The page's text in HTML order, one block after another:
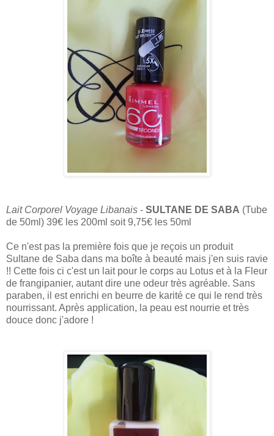
Lait Corporel Voyage Libanais - SULTANE DE SABA (Tube
de 50ml) 39€ les 200ml soit 9,75€ les 50ml
Ce n'est pas la première fois que je reçois un produit
Sultane de Saba dans ma boîte à beauté mais j'en suis ravie
!! Cette fois ci c'est un lait pour le corps au Lotus et à la Fleur
de frangipanier, autant dire une odeur très agréable. Sans
paraben, il est enrichi en beurre de karité ce qui le rend très
nourrissant. Après application, la peau est nourrie et très
douce donc j'adore !